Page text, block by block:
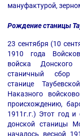
мануфактурой,
Рождение станицы
23 сентября (10
1910 года
войска Донского
станичный сбор
станице
Наказного
происхождению,
1911г.г.) Этот год и
донской станицы
началось весной